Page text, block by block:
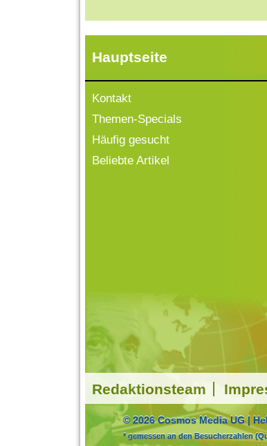
Hauptseite
Kontakt
Themen-Specials
Häufig gesucht
Beliebte Artikel
Redaktionsteam
© 2026 Cosmos Media UG |
* gemessen an den Besucherzahlen